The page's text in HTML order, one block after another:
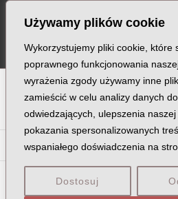
Używamy plików cookie
Wykorzystujemy pliki cookie, które
poprawnego funkcjonowania
wyrażenia zgody używamy inne
zamieścić w celu analizy danych
odwiedzających, ulepszenia
pokazania spersonalizowanych
wspaniałego doświadczenia na
Dostosuj
content
B C D E F G H I
O P Q R S T U
Za Zb Zd Ze Zi Żm
Zag Zaj
navigation